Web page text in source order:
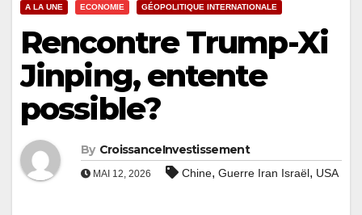
A LA UNE ECONOMIE GÉOPOLITIQUE INTERNATIONALE
Rencontre Trump-Xi
Jinping, entente
possible?
By CroissanceInvestissement
MAI 12, 2026 Chine, Guerre Iran Israël, USA